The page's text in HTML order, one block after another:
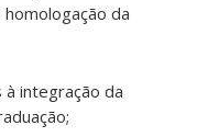
da
integração da